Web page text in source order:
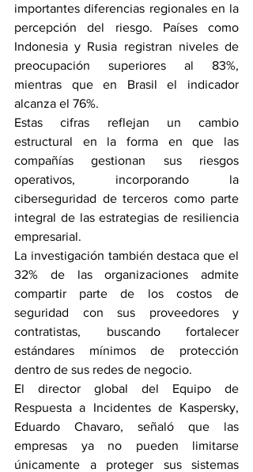
importantes diferencias regionales en la
percepción del riesgo. Países como
Indonesia y Rusia registran niveles de
preocupación superiores al 83%,
mientras que en Brasil el indicador
alcanza el 76%.
Estas cifras reflejan un cambio
estructural en la forma en que las
compañías gestionan sus riesgos
operativos, incorporando la
ciberseguridad de terceros como parte
integral de las estrategias de resiliencia
empresarial.
La investigación también destaca que el
32% de las organizaciones admite
compartir parte de los costos de
seguridad con sus proveedores y
contratistas, buscando fortalecer
estándares mínimos de protección
dentro de sus redes de negocio.
El director global del Equipo de
Respuesta a Incidentes de Kaspersky,
Eduardo Chavaro, señaló que las
empresas ya no pueden limitarse
únicamente a proteger sus sistemas